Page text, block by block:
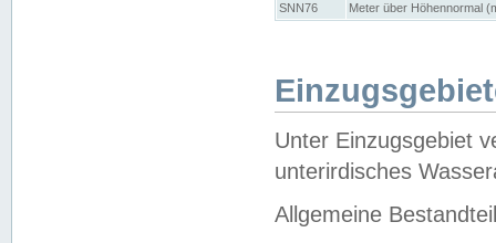
SNN76
Meter über Höhennormal
Unter Einzugsgebiet
unterirdisches
Allgemeine